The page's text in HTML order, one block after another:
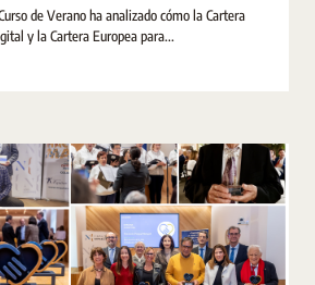
de Verano ha analizado cómo la Cartera
y la Cartera Europea para...